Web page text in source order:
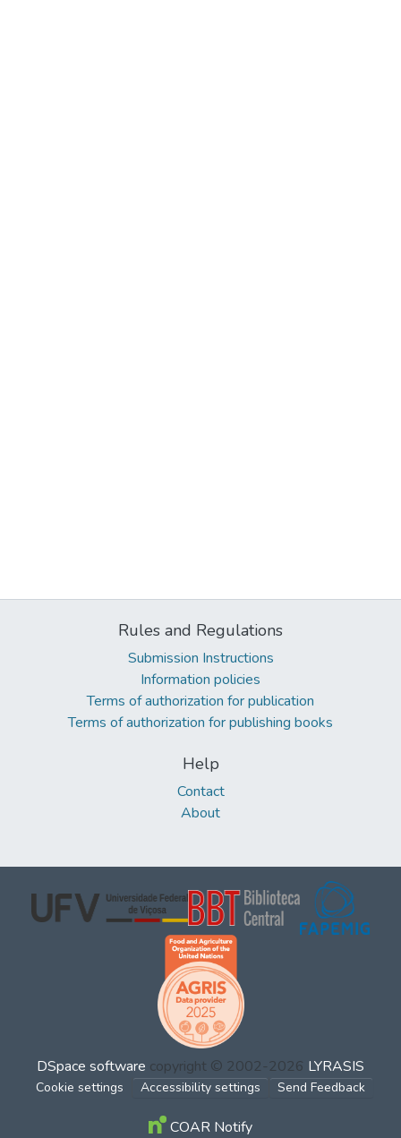
Rules and Regulations
Submission Instructions
Information policies
Terms of authorization for publication
Terms of authorization for publishing books
Help
Contact
About
DSpace software copyright © 2002-2026 LYRASIS
Cookie settings Accessibility settings Send Feedback
COAR Notify